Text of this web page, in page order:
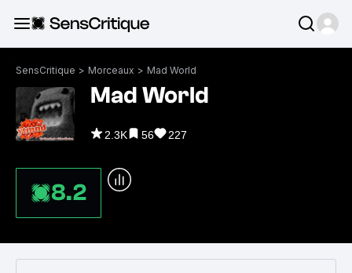
SensCritique > Morceaux > Mad World
Mad World
2.3K 56 227
8.2